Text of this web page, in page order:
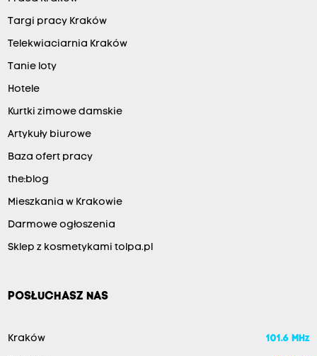
Targi pracy Kraków
Telekwiaciarnia Kraków
Tanie loty
Hotele
Kurtki zimowe damskie
Artykuły biurowe
Baza ofert pracy
the:blog
Mieszkania w Krakowie
Darmowe ogłoszenia
Sklep z kosmetykami tolpa.pl
POSŁUCHASZ NAS
Kraków 101.6 MHz